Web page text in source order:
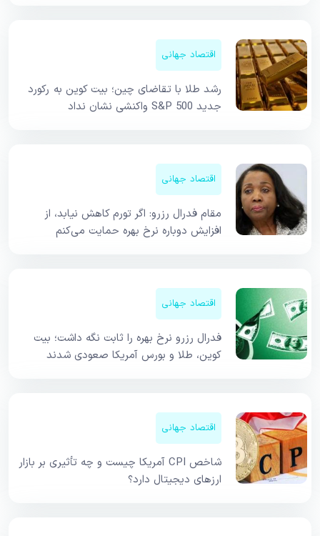
اقتصاد جهانی
رشد طلا با تقاضای چین؛ بیت کوین به رکورد
جدید S&P 500 واکنشی نشان نداد
اقتصاد جهانی
مقام فدرال رزرو: اگر تورم کاهش نیابد، از
افزایش دوباره نرخ بهره حمایت می‌کنم
اقتصاد جهانی
فدرال رزرو نرخ بهره را ثابت نگه داشت؛ بیت
کوین، طلا و بورس آمریکا صعودی شدند
اقتصاد جهانی
شاخص CPI آمریکا چیست و چه تأثیری بر بازار
ارزهای دیجیتال دارد؟